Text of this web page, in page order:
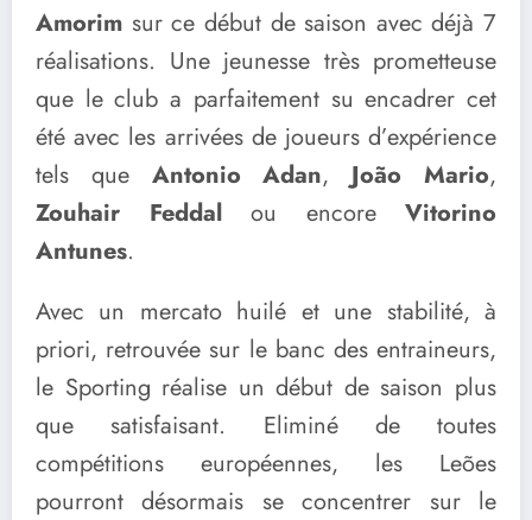
Amorim sur ce début de saison avec déjà 7
réalisations. Une jeunesse très prometteuse
que le club a parfaitement su encadrer cet
été avec les arrivées de joueurs d’expérience
tels que Antonio Adan, João Mario,
Zouhair Feddalou encore Vitorino
Antunes.
Avec un mercato huilé et une stabilité, à
priori, retrouvée sur le banc des entraineurs,
le Sporting réalise un début de saison plus
que satisfaisant. Eliminé de toutes
compétitions européennes, les Leões
pourront désormais se concentrer sur le